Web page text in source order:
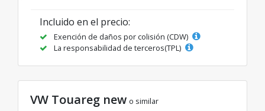
Incluido en el precio:
Exención de daños por colisión (CDW)
La responsabilidad de terceros(TPL)
VW Touareg new o similar